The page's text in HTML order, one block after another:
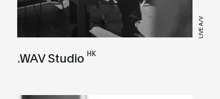
LIVE A/V
.WAV Studio HK